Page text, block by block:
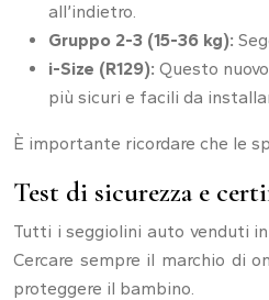
all’indietro.
Gruppo 2-3 (15-36 kg):
i-Size (R129): Questo
più sicuri e facili da
È importante ricordare che le
Test di sicurezza e
Tutti i seggiolini auto venduti
Cercare sempre il marchio di
proteggere il bambino.